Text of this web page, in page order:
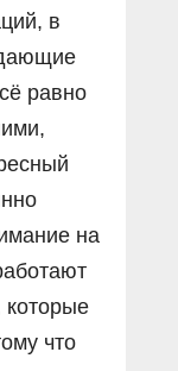
в
равно
на
которые
что